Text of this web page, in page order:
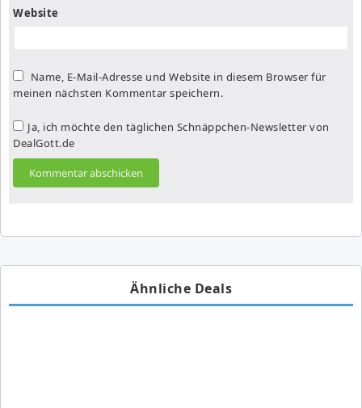
Website
Name, E-Mail-Adresse und Website in diesem Browser für
meinen nächsten Kommentar speichern.
Ja, ich möchte den täglichen Schnäppchen-Newsletter von
DealGott.de
Ähnliche Deals